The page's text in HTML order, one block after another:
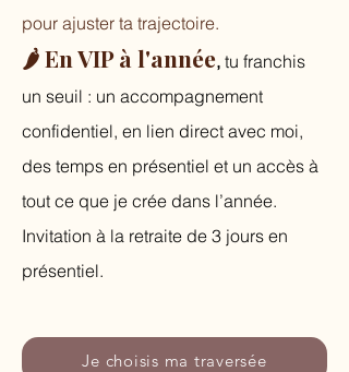
pour ajuster ta trajectoire.
🌶️ En VIP à l'année, tu franchis
un seuil : un accompagnement
confidentiel, en lien direct avec moi,
des temps en présentiel et un accès à
tout ce que je crée dans l’année.
Invitation à la retraite de 3 jours en
présentiel.
Je choisis ma traversée